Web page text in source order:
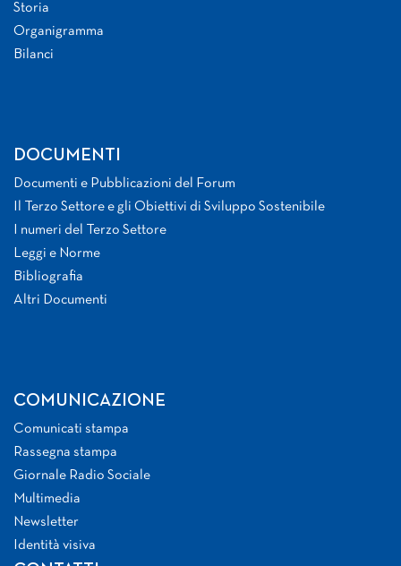
Storia
Organigramma
Bilanci
DOCUMENTI
Documenti e Pubblicazioni del Forum
Il Terzo Settore e gli Obiettivi di Sviluppo Sostenibile
I numeri del Terzo Settore
Leggi e Norme
Bibliografia
Altri Documenti
COMUNICAZIONE
Comunicati stampa
Rassegna stampa
Giornale Radio Sociale
Multimedia
Newsletter
Identità visiva